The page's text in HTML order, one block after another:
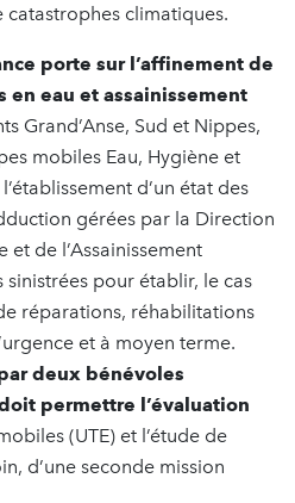
catastrophes climatiques.
porte sur l’affinement de
en eau et assainissement
Grand’Anse, Sud et Nippes,
mobiles Eau, Hygiène et
d’un état des
gérées par la Direction
et de l’Assainissement
sinistrées pour établir, le cas
réparations, réhabilitations
et à moyen terme.
deux bénévoles
permettre l’évaluation
(UTE) et l’étude de
d’une seconde mission